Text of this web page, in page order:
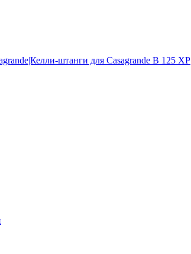
штанги для Casagrande B 125 XP